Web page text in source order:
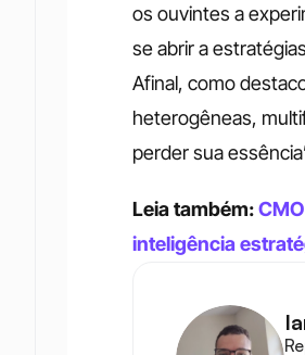
os ouvintes a
se abrir a
Afinal, como
heterogêneas,
perder sua
Leia também:
inteligência